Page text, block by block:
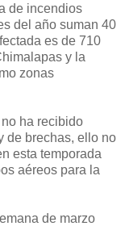
de incendios
del año suman 40
es de 710
y la
zonas
ha recibido
de brechas, ello no
esta temporada
aéreos para la
de marzo